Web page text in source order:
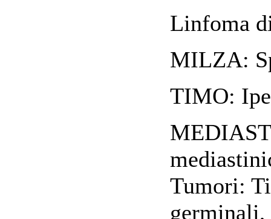
Linfoma
MILZA:
TIMO:
Tumori: